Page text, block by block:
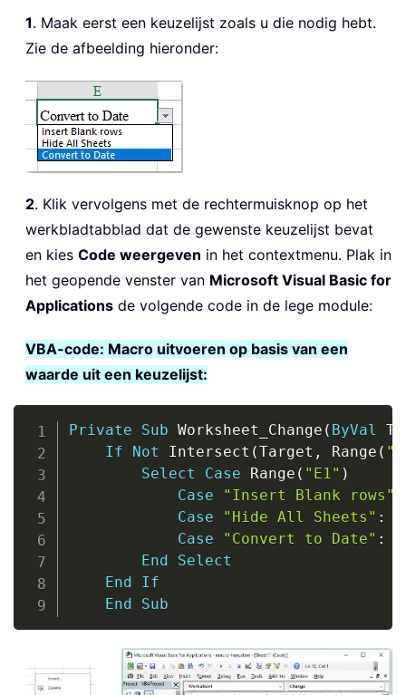
1. Maak eerst een keuzelijst zoals u die nodig hebt.
Zie de afbeelding hieronder:
2. Klik vervolgens met de rechtermuisknop op het
werkbladtabblad dat de gewenste keuzelijst bevat
en kies Code weergeven in het contextmenu. Plak in
het geopende venster van Microsoft Visual Basic for
Applications de volgende code in de lege module:
VBA-code: Macro uitvoeren op basis van een
waarde uit een keuzelijst:
Private Sub Worksheet_Change ( ByVal
If
Not Intersect (Target , Range (
Select
Case Range ( "E1" )
Case
"Insert Blank rows"
Case
"Hide All Sheets" :
Case
"Convert to Date" :
End
Select
End
If
End
Sub
Copy